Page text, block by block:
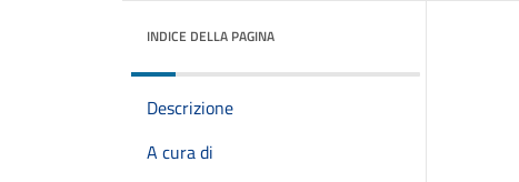
INDICE DELLA PAGINA
Descrizione
A cura di